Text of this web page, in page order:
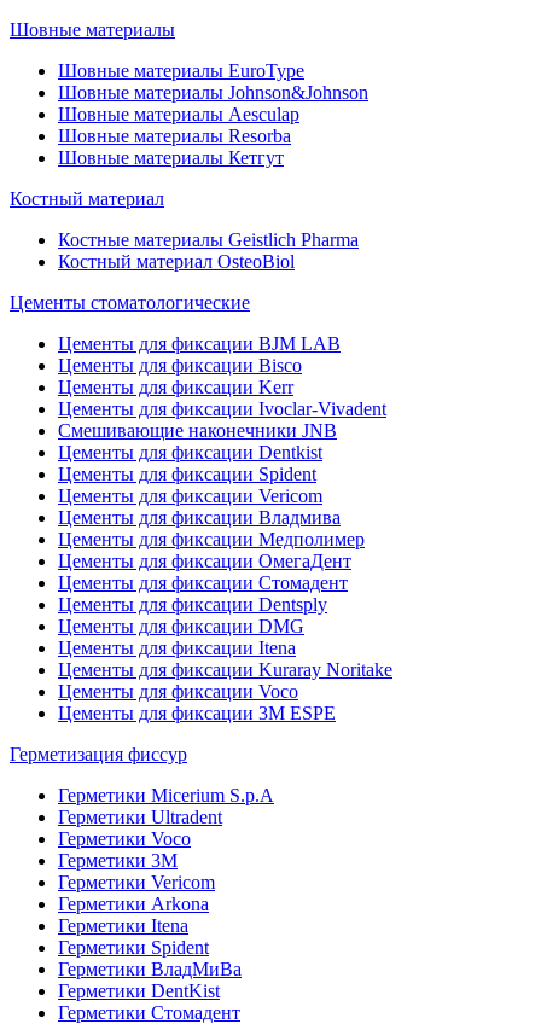
Шовные материалы
Шовные материалы EuroType
Шовные материалы Johnson&Johnson
Шовные материалы Aesculap
Шовные материалы Resorba
Шовные материалы Кетгут
Костный материал
Костные материалы Geistlich Pharma
Костный материал OsteoBiol
Цементы стоматологические
Цементы для фиксации BJM LAB
Цементы для фиксации Bisco
Цементы для фиксации Kerr
Цементы для фиксации Ivoclar-Vivadent
Смешивающие наконечники JNB
Цементы для фиксации Dentkist
Цементы для фиксации Spident
Цементы для фиксации Vericom
Цементы для фиксации Владмива
Цементы для фиксации Медполимер
Цементы для фиксации ОмегаДент
Цементы для фиксации Стомадент
Цементы для фиксации Dentsply
Цементы для фиксации DMG
Цементы для фиксации Itena
Цементы для фиксации Kuraray Noritake
Цементы для фиксации Voco
Цементы для фиксации 3M ESPE
Герметизация фиссур
Герметики Micerium S.p.A
Герметики Ultradent
Герметики Voco
Герметики 3M
Герметики Vericom
Герметики Arkona
Герметики Itena
Герметики Spident
Герметики ВладМиВа
Герметики DentKist
Герметики Стомадент